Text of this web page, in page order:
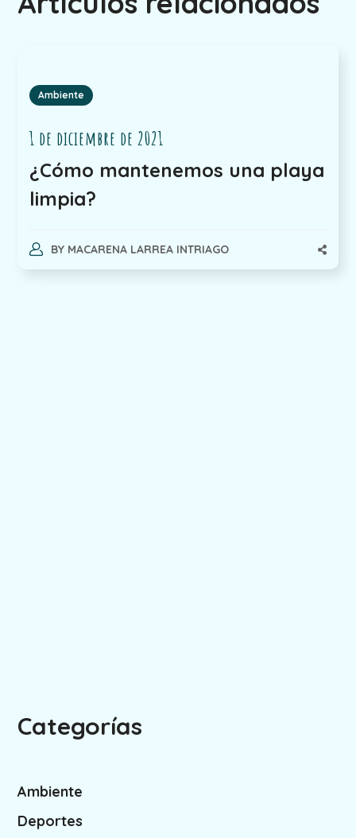
Ambiente
1 de diciembre de 2021
¿Cómo mantenemos una playa
limpia?
BY MACARENA LARREA INTRIAGO
Categorías
Ambiente
Deportes